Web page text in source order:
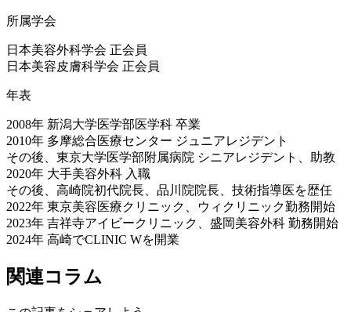
所属学会
日本美容外科学会 正会員
日本美容皮膚科学会 正会員
年表
2008年 新潟大学医学部医学科 卒業
2010年 多摩総合医療センター ジュニアレジデント
その後、東京大学医学部附属病院 シニアレジデント、助教
2020年 大手美容外科 入職
その後、高崎院初代院長、品川院院長、技術指導医を歴任
2022年 東京美容医療クリニック、ウィクリニック勤務開始
2023年 吉祥寺アイビークリニック、盛岡美容外科 勤務開始
2024年 高崎でCLINIC Wを開業
関連コラム